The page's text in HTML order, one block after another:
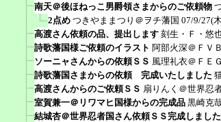
南天＠後ほねっこ男爵領さまからのご依頼物
2点め つきやままつり＠ヲチ藩国 07/9/27(
高渡さん依頼の品、提出します 刻生・Ｆ・悠
詩歌藩国様ご依頼のイラスト 阿部火深＠ＦＶＢ
ソーニャさんからの依頼ＳＳ 風理礼衣＠ＦＥＧ
詩歌藩国さまからの依頼 完成いたしました
高渡さんからのご依頼ＳＳ 扇りんく＠世界忍
室賀兼一＠リワマヒ国様からの完成品 黒崎克
結城杏＠世界忍者国さん依頼ＳＳ完成しました